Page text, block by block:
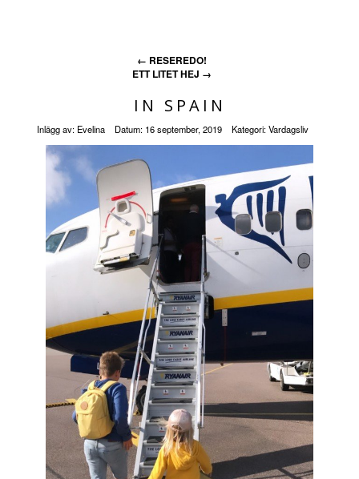
← RESEREDO!
ETT LITET HEJ →
IN SPAIN
Inlägg av: Evelina Datum: 16 september, 2019 Kategori:Vardagsliv